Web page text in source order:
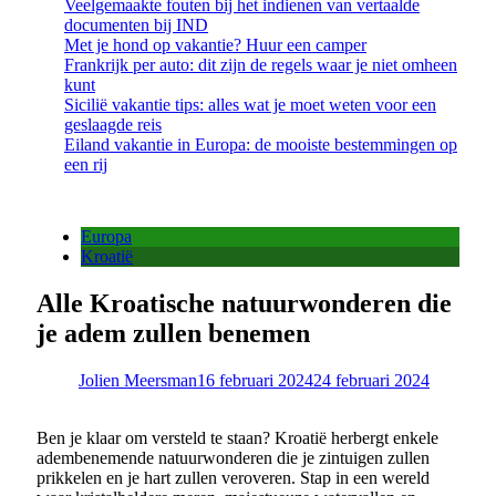
Veelgemaakte fouten bij het indienen van vertaalde
documenten bij IND
Met je hond op vakantie? Huur een camper
Frankrijk per auto: dit zijn de regels waar je niet omheen
kunt
Sicilië vakantie tips: alles wat je moet weten voor een
geslaagde reis
Eiland vakantie in Europa: de mooiste bestemmingen op
een rij
Europa
Kroatië
Alle Kroatische natuurwonderen die
je adem zullen benemen
Jolien Meersman16 februari 202424 februari 2024
Ben je klaar om versteld te staan? Kroatië herbergt enkele
adembenemende natuurwonderen die je zintuigen zullen
prikkelen en je hart zullen veroveren. Stap in een wereld